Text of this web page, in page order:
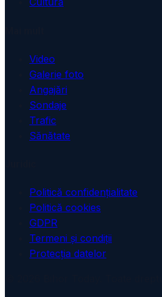
Video
Galerie foto
Angajări
Sondaje
Trafic
Sănătate
Politică confidențialitate
Politică cookies
GDPR
Termeni și condiții
Protecția datelor